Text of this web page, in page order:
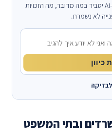
תיאור קצר של מה שקרה, ועוזר ה-AI יסביר במה מדובר, מה הזכויות
לא נשמרת.
כיוון
ובתי המשפט